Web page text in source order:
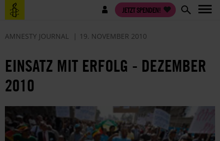
Direkt
zum
Benutzermenü JETZT SPENDEN!
AMNESTY JOURNAL 19. NOVEMBER 2010
EINSATZ MIT ERFOLG - DEZEMBER
2010